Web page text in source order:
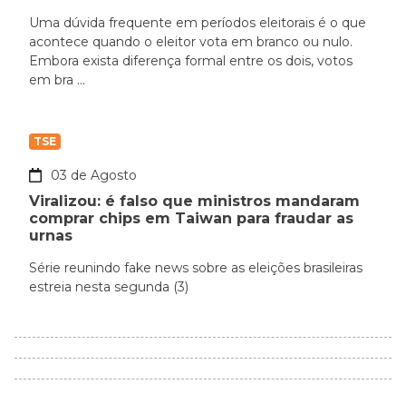
Uma dúvida frequente em períodos eleitorais é o que
acontece quando o eleitor vota em branco ou nulo.
Embora exista diferença formal entre os dois, votos
em bra ...
TSE
03 de Agosto
Viralizou: é falso que ministros mandaram
comprar chips em Taiwan para fraudar as
urnas
Série reunindo fake news sobre as eleições brasileiras
estreia nesta segunda (3)